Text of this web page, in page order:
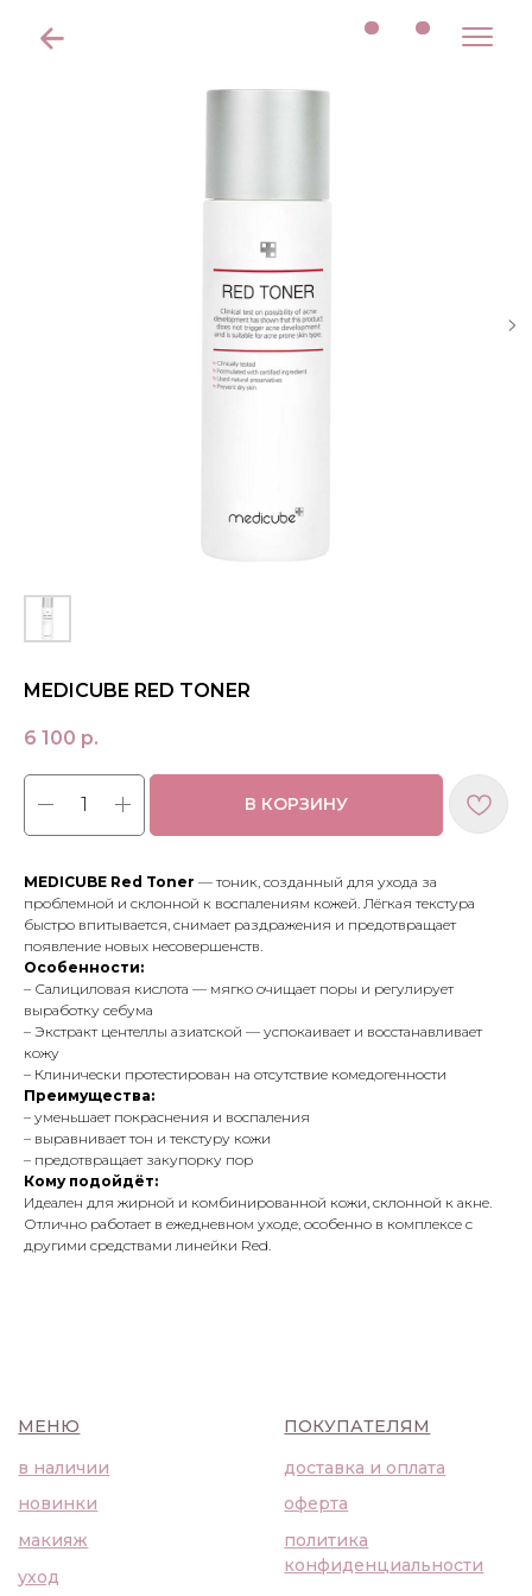
MEDICUBE RED TONER
6 100 р.
В КОРЗИНУ
MEDICUBE Red Toner — тоник, созданный для ухода за
проблемной и склонной к воспалениям кожей. Лёгкая текстура
быстро впитывается, снимает раздражения и предотвращает
появление новых несовершенств.
Особенности:
– Салициловая кислота — мягко очищает поры и регулирует
выработку себума
– Экстракт центеллы азиатской — успокаивает и восстанавливает
кожу
– Клинически протестирован на отсутствие комедогенности
Преимущества:
– уменьшает покраснения и воспаления
– выравнивает тон и текстуру кожи
– предотвращает закупорку пор
Кому подойдёт:
Идеален для жирной и комбинированной кожи, склонной к акне.
Отлично работает в ежедневном уходе, особенно в комплексе с
другими средствами линейки Red.
О НАС
МЕНЮ
уход
макияж
новинки
Telegram
WhatsApp
+7 (919) 992-25-45
info@bbbeautybuyer.com
контакты
конфиденциальности
оферта
в наличии